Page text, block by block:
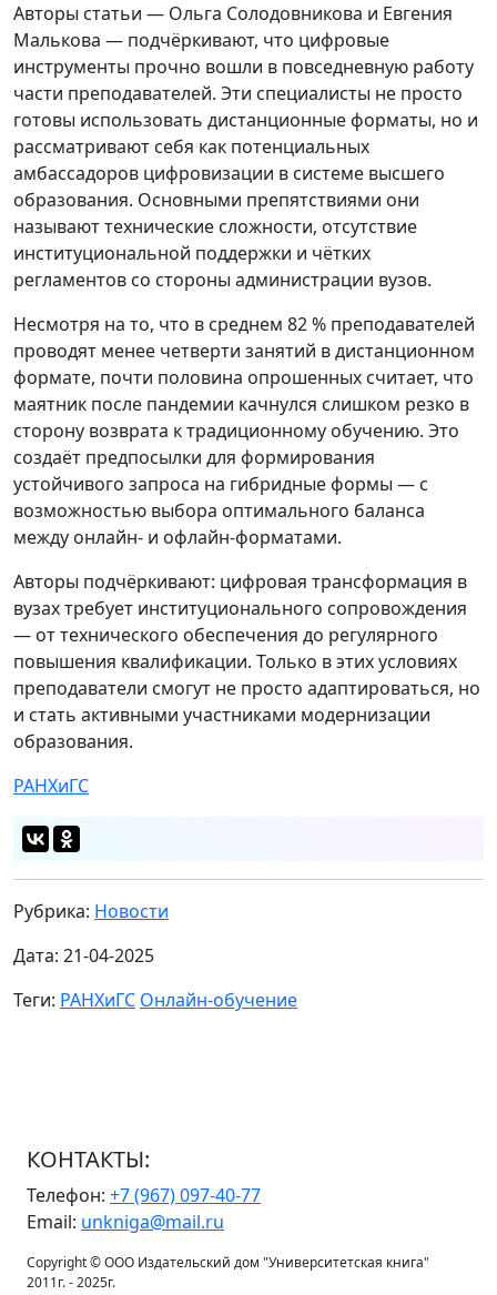
Авторы статьи — Ольга Солодовникова и Евгения
Малькова — подчёркивают, что цифровые
инструменты прочно вошли в повседневную работу
части преподавателей. Эти специалисты не просто
готовы использовать дистанционные форматы, но и
рассматривают себя как потенциальных
амбассадоров цифровизации в системе высшего
образования. Основными препятствиями они
называют технические сложности, отсутствие
институциональной поддержки и чётких
регламентов со стороны администрации вузов.
Несмотря на то, что в среднем 82 % преподавателей
проводят менее четверти занятий в дистанционном
формате, почти половина опрошенных считает, что
маятник после пандемии качнулся слишком резко в
сторону возврата к традиционному обучению. Это
создаёт предпосылки для формирования
устойчивого запроса на гибридные формы — с
возможностью выбора оптимального баланса
между онлайн- и офлайн-форматами.
Авторы подчёркивают: цифровая трансформация в
вузах требует институционального сопровождения
— от технического обеспечения до регулярного
повышения квалификации. Только в этих условиях
преподаватели смогут не просто адаптироваться, но
и стать активными участниками модернизации
образования.
РАНХиГС
Рубрика: Новости
Дата: 21-04-2025
Теги: РАНХиГС Онлайн-обучение
КОНТАКТЫ:
Телефон: +7 (967) 097-40-77
Email: unkniga@mail.ru
Copyright © ООО Издательский дом "Университетская книга"
2011г. - 2025г.